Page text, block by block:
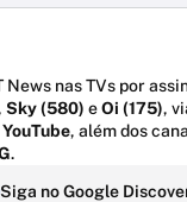
News nas TVs por
Sky (580) eOi (175),
YouTube, além dos
.
Siga no Google